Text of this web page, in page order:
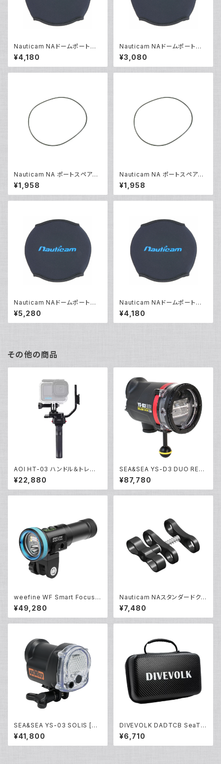
Nauticam NAドームポートカ
バー180 [20725]
¥4,180
Nauticam NAドームポートカ
バー100/E100 [20593]
¥3,080
Nauticam NA ポートスペアO
リング90140 [20866]
¥1,958
Nauticam NA ポートスペアO
リング90142 [20868]
¥1,958
Nauticam NAドームポートカ
バー230/250 [21058]
¥5,280
Nauticam NAドームポートカ
バー200 [20258]
¥4,180
その他の商品
AOI HT-03 ハンドル＆トレー0
3 アクションカム [40460/404
61]
¥22,880
SEA&SEA YS-D3 DUO RED
[03130]
¥87,780
weefine WF Smart Focus 2
600 [30636]
¥49,280
Nauticam NAスタンダードクラ
ンプ [40202]
¥7,480
SEA&SEA YS-03 SOLIS [03
125]
¥41,800
DIVEVOLK DADTCB SeaTo
uch 4 max専用キャリーケース
[70179]
¥6,710